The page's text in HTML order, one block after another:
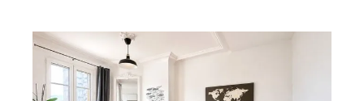
PARIS 75016
31,74 m2, 2 pièces
Ref : 10265